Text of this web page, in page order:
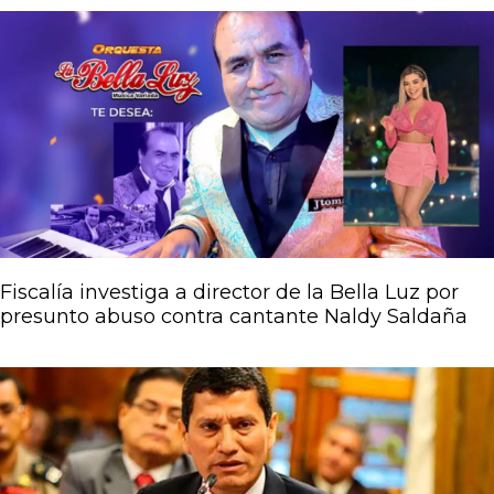
Fiscalía investiga a director de la Bella Luz por
presunto abuso contra cantante Naldy Saldaña